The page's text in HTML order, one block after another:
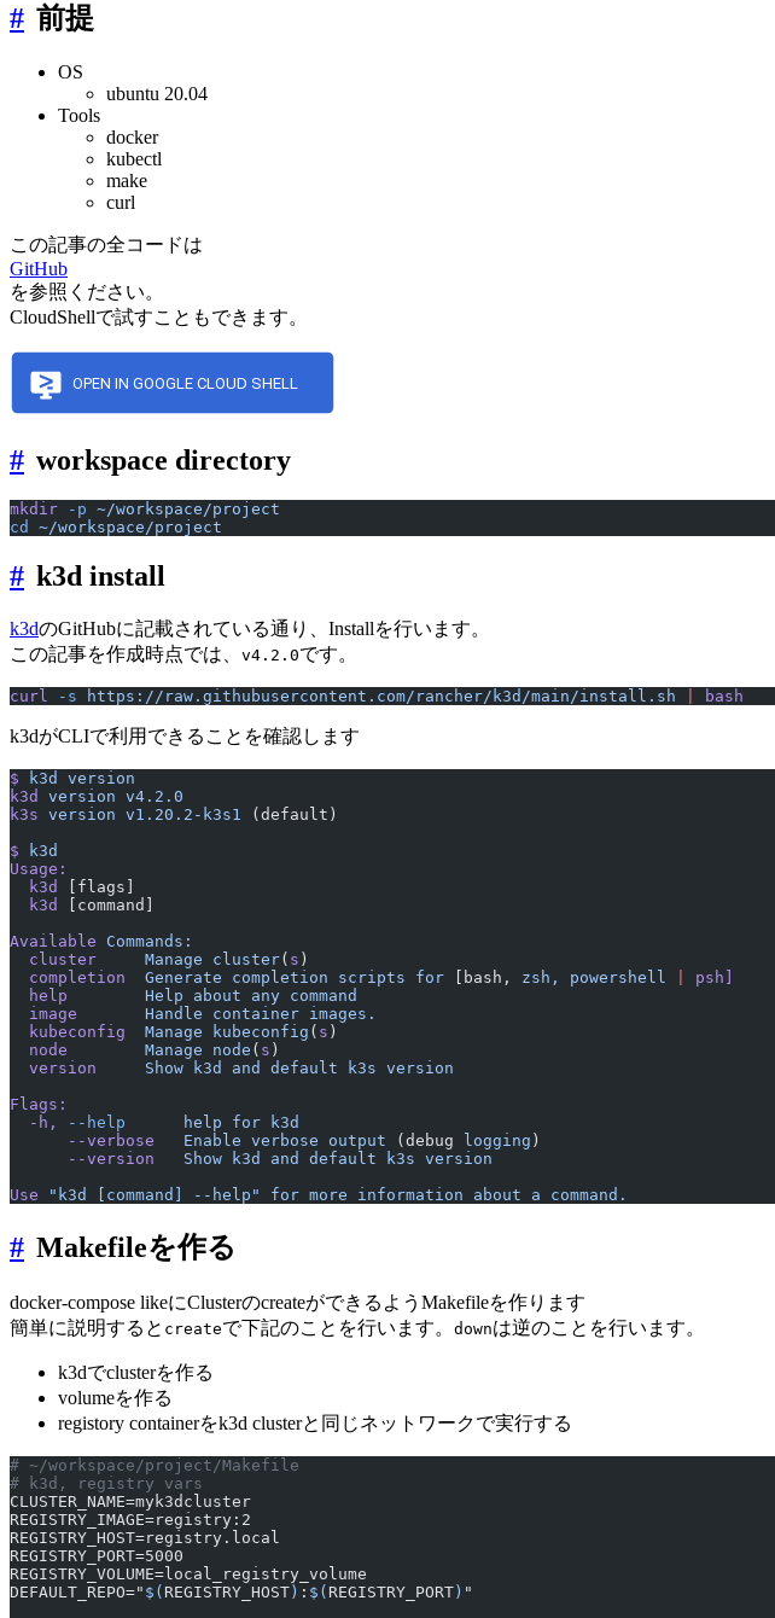
# 前提
OS
ubuntu 20.04
Tools
docker
kubectl
make
curl
この記事の全コードは
GitHub
を参照ください。
CloudShellで試すこともできます。
# workspace directory
mkdir -p ~/workspace/project
cd
~/workspace/project
# k3d install
k3dのGitHubに記載されている通り、Installを行います。
この記事を作成時点では、 v4.2.0です。
curl -s https://raw.githubusercontent.com/rancher/k3d/main/install.sh bash
k3dがCLIで利用できることを確認します
$ k3d
version
k3d
version v4.2.0
k3s version v1.20.2-k3s1 (default)
$ k3d
Usage:
  k3d
[flags]
  k3d
[command]
Available Commands:
  cluster
     Manage
cluster( s )
  completion
  Generate
completion scripts for [bash, zsh, powershell
psh]
  help
        Help
about any command
  image
       Handle
container images.
  kubeconfig
  Manage
kubeconfig ( s )
  node
        Manage
node ( s )
  version
     Show
k3d and default k3s version
Flags:
  -h,
--help
      help
for k3d
      --verbose
   Enable
verbose output (debug logging )
      --version
   Show
k3d and default k3s version
Use "k3d [command] --help" for more information about a command.
# Makefileを作る
docker-compose likeにClusterのcreateができるようMakefileを作ります
簡単に説明すると createで下記のことを行います。 downは逆のことを行います。
k3dでclusterを作る
volumeを作る
registory containerをk3d clusterと同じネットワークで実行する
# ~/workspace/project/Makefile
# k3d, registry vars
CLUSTER_NAME=myk3dcluster
REGISTRY_IMAGE=registry:2
REGISTRY_HOST=registry.local
REGISTRY_PORT=5000
REGISTRY_VOLUME=local_registry_volume
DEFAULT_REPO=" $( REGISTRY_HOST ) : $( REGISTRY_PORT ) "